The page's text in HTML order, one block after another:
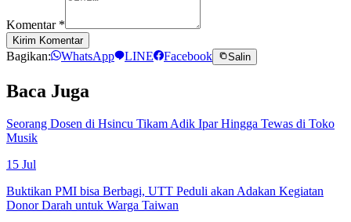
Komentar *
Kirim Komentar
Bagikan: WhatsApp LINE Facebook Salin
Baca Juga
Seorang Dosen di Hsincu Tikam Adik Ipar Hingga Tewas di Toko
Musik
15 Jul
Buktikan PMI bisa Berbagi, UTT Peduli akan Adakan Kegiatan
Donor Darah untuk Warga Taiwan